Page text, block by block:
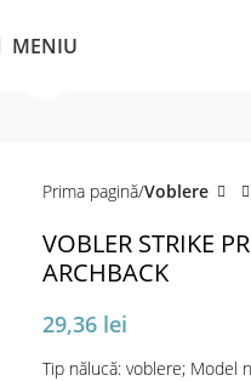
MENIU
Prima pagină Voblere
VOBLER STRIKE
ARCHBACK
29,36 lei
Tip nălucă: voblere; Model